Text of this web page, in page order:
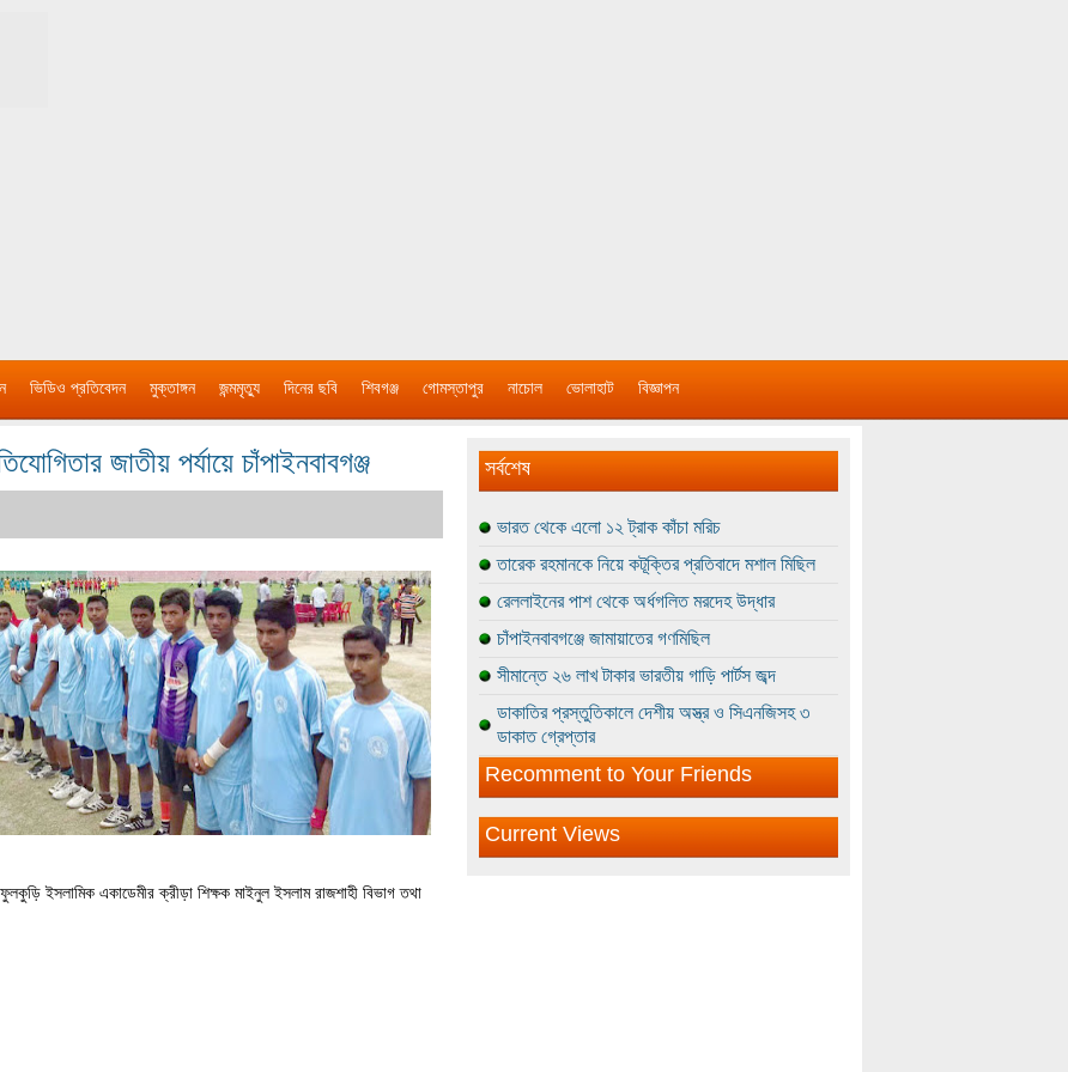
ভিডিও প্রতিবেদন মুক্তাঙ্গন জন্মমৃত্যু দিনের ছবি শিবগঞ্জ গোমস্তাপুর নাচোল ভোলাহাট বিজ্ঞাপন
জাতীয় পর্যায়ে চাঁপাইনবাবগঞ্জ
ইসলামিক একাডেমীর ক্রীড়া শিক্ষক মাইনুল ইসলাম রাজশাহী বিভাগ তথা
সর্বশেষ
ভারত থেকে এলো ১২ ট্রাক কাঁচা মরিচ
তারেক রহমানকে নিয়ে কটূক্তির প্রতিবাদে মশাল মিছিল
রেললাইনের পাশ থেকে অর্ধগলিত মরদেহ উদ্ধার
চাঁপাইনবাবগঞ্জে জামায়াতের গণমিছিল
সীমান্তে ২৬ লাখ টাকার ভারতীয় গাড়ি পার্টস জব্দ
ডাকাতির প্রস্তুতিকালে দেশীয় অস্ত্র ও সিএনজিসহ ৩
ডাকাত গ্রেপ্তার
Recomment to Your Friends
Current Views